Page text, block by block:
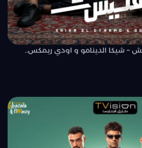
– شيكا الدينامو و اودي ريمكس..